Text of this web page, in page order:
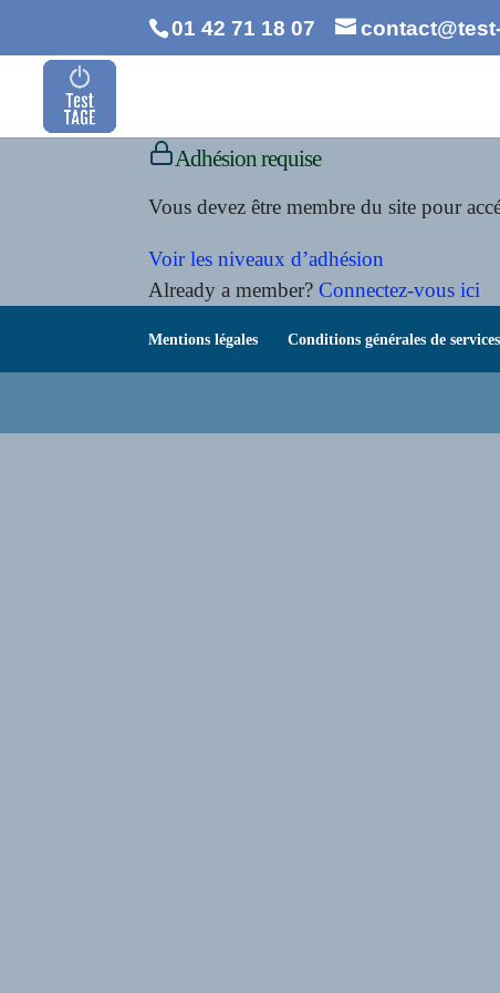
01 42 71 18 07
Adhésion requise
Vous devez être membre du site pour
Voir les niveaux d’adhésion
Already a member?Connectez-vous ici
Mentions légales Conditions générales de services